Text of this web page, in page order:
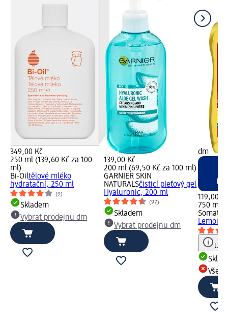
349,00 Kč
250 ml (139,60 Kč za 100
ml)
Bi-Oiltělové mléko
hydratační, 250 ml
(9)
Skladem
Vybrat prodejnu dm
139,00 Kč
200 ml (69,50 Kč za 100 ml)
GARNIER SKIN
NATURALSčisticí pleťový gel
Hyaluronic, 200 ml
(97)
Skladem
Vybrat prodejnu dm
dm
119,00
750 ml
Somat
Lemon